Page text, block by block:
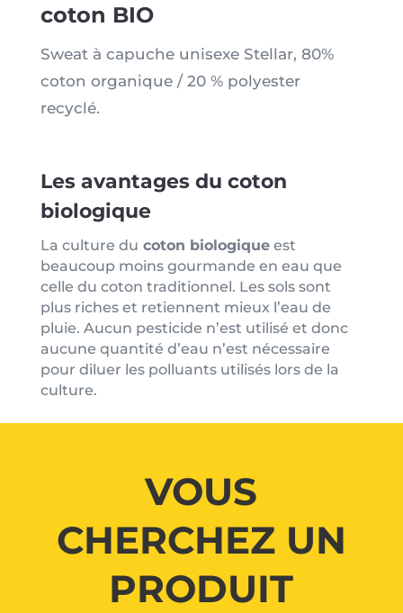
coton BIO
Sweat à capuche unisexe Stellar, 80%
coton organique / 20 % polyester
recyclé.
Les avantages du coton
biologique
La culture du coton biologiqueest
beaucoup moins gourmande en eau que
celle du coton traditionnel. Les sols sont
plus riches et retiennent mieux l’eau de
pluie. Aucun pesticide n’est utilisé et donc
aucune quantité d’eau n’est nécessaire
pour diluer les polluants utilisés lors de la
culture.
VOUS
CHERCHEZ UN
PRODUIT